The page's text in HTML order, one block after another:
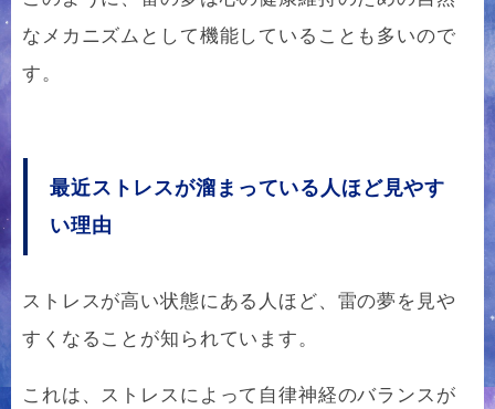
なメカニズムとして機能していることも多いので
す。
最近ストレスが溜まっている人ほど見やす
い理由
ストレスが高い状態にある人ほど、雷の夢を見や
すくなることが知られています。
これは、ストレスによって自律神経のバランスが